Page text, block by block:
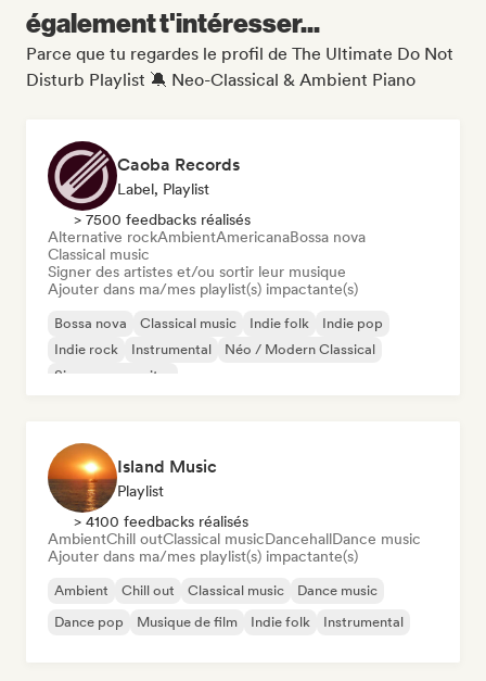
également t'intéresser...
Parce que tu regardes le profil de The Ultimate Do Not
Disturb Playlist 🔕 Neo-Classical & Ambient Piano
Caoba Records
Label, Playlist
> 7500 feedbacks réalisés
Alternative rockAmbientAmericanaBossa nova
Classical music
Signer des artistes et/ou sortir leur musique
Ajouter dans ma/mes playlist(s) impactante(s)
Bossa nova Classical music Indie folk
Indie pop
Indie rock
Instrumental
Néo / Modern Classical
Singer-songwriter
Island Music
Playlist
> 4100 feedbacks réalisés
AmbientChill outClassical musicDancehallDance music
Ajouter dans ma/mes playlist(s) impactante(s)
Ambient Chill out Classical music
Dance music
Dance pop
Musique de film Indie folk Instrumental